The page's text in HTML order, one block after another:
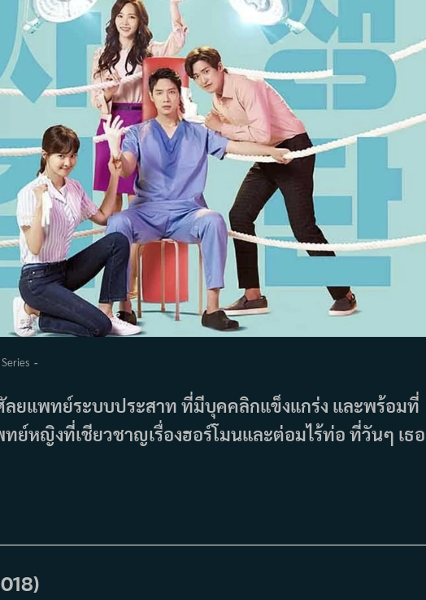
Series
ศัลยแพทย์ระบบประสาท ที่มีบุคคลิกแข็งแกร่ง และพร้อมที่
ย์หญิงที่เชียวชาญเรื่องฮอร์โมนและต่อมไร้ท่อ ที่วันๆ เธอ